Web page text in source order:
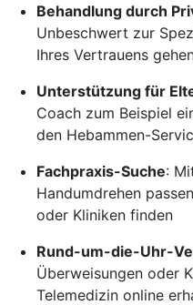
Behandlung durch
Unbeschwert zur
Ihres Vertrauens
Unterstützung für
Coach zum Beispiel
den Hebammen-
Fachpraxis-Suche:
Handumdrehen
oder Kliniken finden
Rund-um-die-Uhr-
Überweisungen oder
Telemedizin online